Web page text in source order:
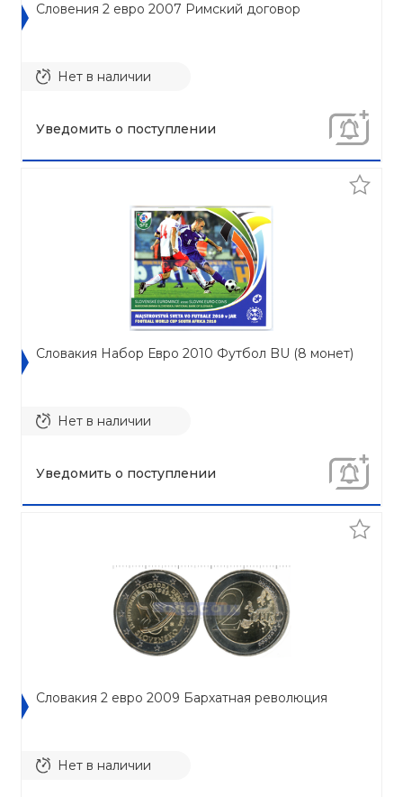
Словения 2 евро 2007 Римский договор
Нет в наличии
Уведомить о поступлении
Словакия Набор Евро 2010 Футбол BU (8 монет)
Нет в наличии
Уведомить о поступлении
Словакия 2 евро 2009 Бархатная революция
Нет в наличии